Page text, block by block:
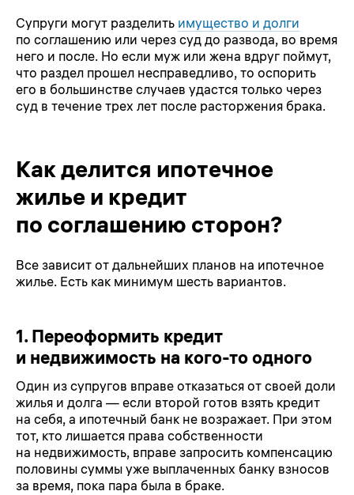
Супруги могут разделить имущество и долги
по соглашению или через суд до развода, во время
него и после. Но если муж или жена вдруг поймут,
что раздел прошел несправедливо, то оспорить
его в большинстве случаев удастся только через
суд в течение трех лет после расторжения брака.
Как делится ипотечное
жилье и кредит
по соглашению сторон?
Все зависит от дальнейших планов на ипотечное
жилье. Есть как минимум шесть вариантов.
1. Переоформить кредит
и недвижимость на кого-то одного
Один из супругов вправе отказаться от своей доли
жилья и долга — если второй готов взять кредит
на себя, а ипотечный банк не возражает. При этом
тот, кто лишается права собственности
на недвижимость, вправе запросить компенсацию
половины суммы уже выплаченных банку взносов
за время, пока пара была в браке.